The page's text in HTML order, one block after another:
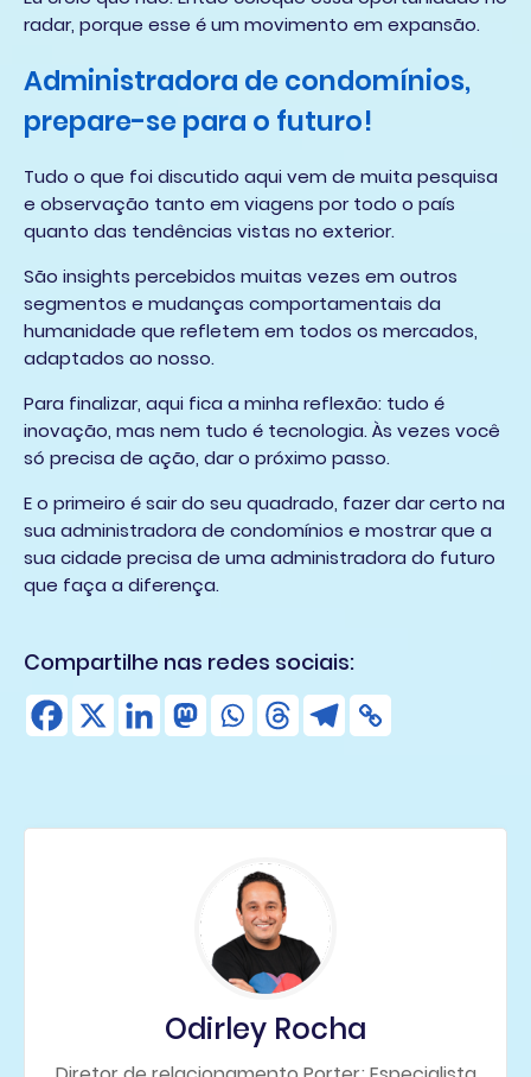
radar, porque esse é um movimento em expansão.
Administradora de condomínios,
prepare-se para o futuro!
Tudo o que foi discutido aqui vem de muita pesquisa
e observação tanto em viagens por todo o país
quanto das tendências vistas no exterior.
São insights percebidos muitas vezes em outros
segmentos e mudanças comportamentais da
humanidade que refletem em todos os mercados,
adaptados ao nosso.
Para finalizar, aqui fica a minha reflexão: tudo é
inovação, mas nem tudo é tecnologia. Às vezes você
só precisa de ação, dar o próximo passo.
E o primeiro é sair do seu quadrado, fazer dar certo na
sua administradora de condomínios e mostrar que a
sua cidade precisa de uma administradora do futuro
que faça a diferença.
Compartilhe nas redes sociais:
Odirley Rocha